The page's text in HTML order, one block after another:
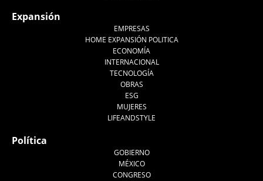
Expansión
EMPRESAS
HOME EXPANSIÓN POLITICA
ECONOMÍA
INTERNACIONAL
TECNOLOGÍA
OBRAS
ESG
MUJERES
LIFEANDSTYLE
Política
GOBIERNO
MÉXICO
CONGRESO